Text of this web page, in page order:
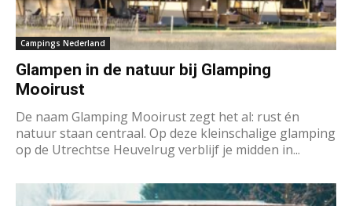
Campings Nederland
Glampen in de natuur bij Glamping
Mooirust
De naam Glamping Mooirust zegt het al: rust én
natuur staan centraal. Op deze kleinschalige glamping
op de Utrechtse Heuvelrug verblijf je midden in...